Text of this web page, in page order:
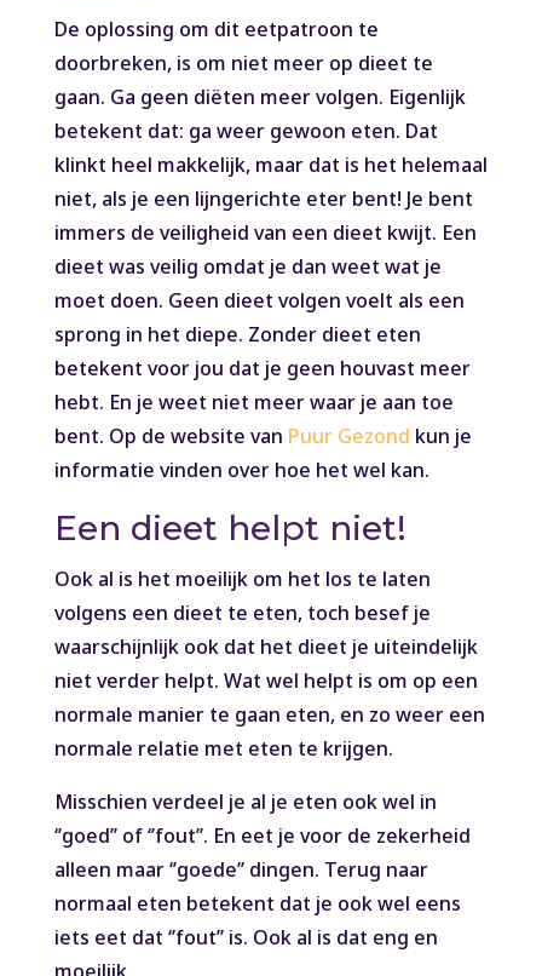
De oplossing om dit eetpatroon te
doorbreken, is om niet meer op dieet te
gaan. Ga geen diëten meer volgen. Eigenlijk
betekent dat: ga weer gewoon eten. Dat
klinkt heel makkelijk, maar dat is het helemaal
niet, als je een lijngerichte eter bent! Je bent
immers de veiligheid van een dieet kwijt. Een
dieet was veilig omdat je dan weet wat je
moet doen. Geen dieet volgen voelt als een
sprong in het diepe. Zonder dieet eten
betekent voor jou dat je geen houvast meer
hebt. En je weet niet meer waar je aan toe
bent. Op de website van Puur Gezond kun je
informatie vinden over hoe het wel kan.
Een dieet helpt niet!
Ook al is het moeilijk om het los te laten
volgens een dieet te eten, toch besef je
waarschijnlijk ook dat het dieet je uiteindelijk
niet verder helpt. Wat wel helpt is om op een
normale manier te gaan eten, en zo weer een
normale relatie met eten te krijgen.
Misschien verdeel je al je eten ook wel in
‘’goed’’ of ‘’fout’’. En eet je voor de zekerheid
alleen maar ‘’goede’’ dingen. Terug naar
normaal eten betekent dat je ook wel eens
iets eet dat ‘’fout’’ is. Ook al is dat eng en